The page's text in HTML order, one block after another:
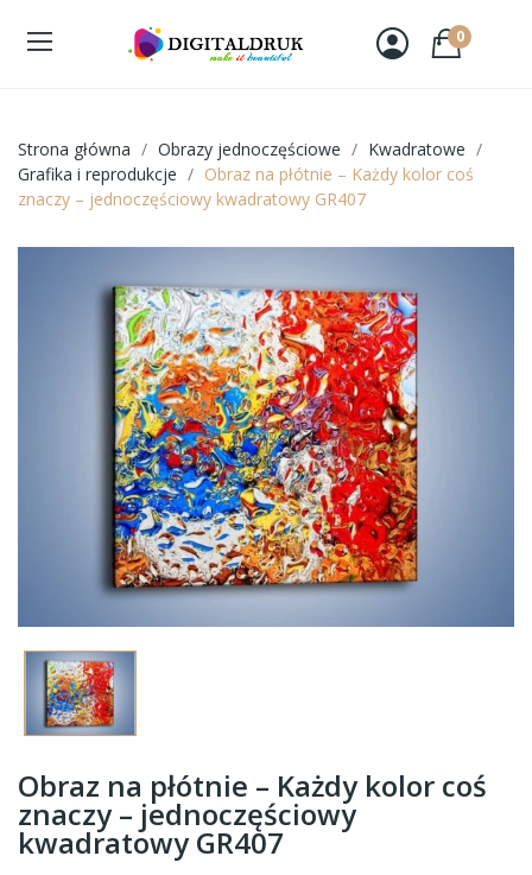
0
Strona główna Obrazy jednoczęściowe
Kwadratowe
Grafika i reprodukcje
Obraz na płótnie – Każdy kolor coś
znaczy – jednoczęściowy kwadratowy GR407
Obraz na płótnie – Każdy kolor coś
znaczy – jednoczęściowy
kwadratowy GR407